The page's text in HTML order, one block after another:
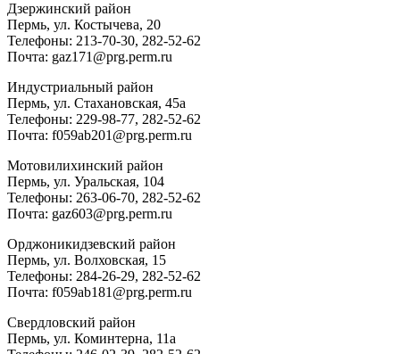
Дзержинский район
Пермь, ул. Костычева, 20
Телефоны: 213-70-30, 282-52-62
Почта: gaz171@prg.perm.ru
Индустриальный район
Пермь, ул. Стахановская, 45а
Телефоны: 229-98-77, 282-52-62
Почта: f059ab201@prg.perm.ru
Мотовилихинский район
Пермь, ул. Уральская, 104
Телефоны: 263-06-70, 282-52-62
Почта: gaz603@prg.perm.ru
Орджоникидзевский район
Пермь, ул. Волховская, 15
Телефоны: 284-26-29, 282-52-62
Почта: f059ab181@prg.perm.ru
Свердловский район
Пермь, ул. Коминтерна, 11а